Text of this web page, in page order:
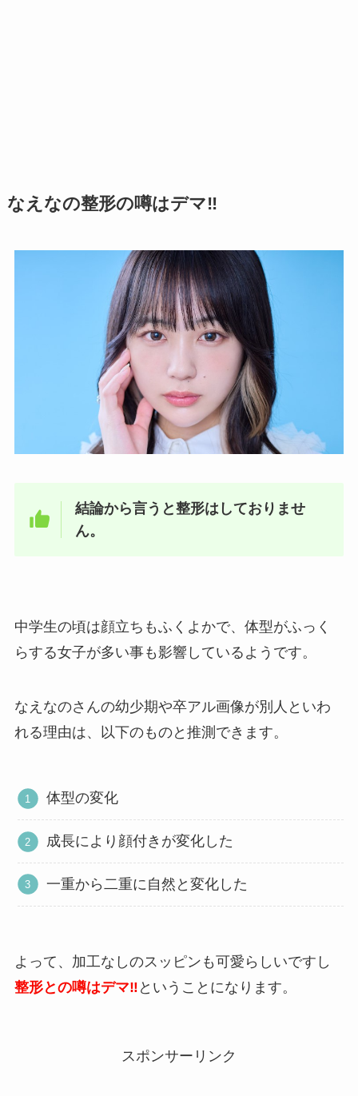
なえなの整形の噂はデマ‼
結論から言うと整形はしておりませ
ん。
中学生の頃は顔立ちもふくよかで、体型がふっく
らする女子が多い事も影響しているようです。
なえなのさんの幼少期や卒アル画像が別人といわ
れる理由は、以下のものと推測できます。
体型の変化
成長により顔付きが変化した
一重から二重に自然と変化した
よって、加工なしのスッピンも可愛らしいですし
整形との噂はデマ‼ ということになります。
スポンサーリンク